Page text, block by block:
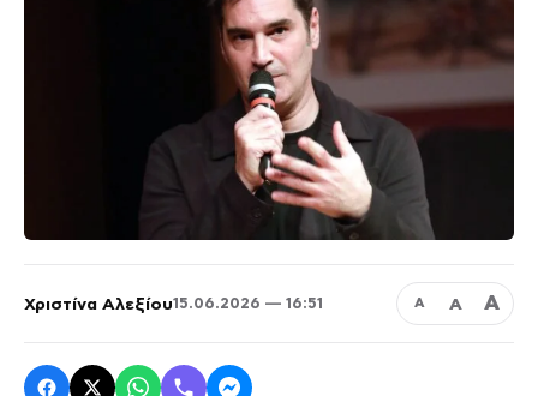
Χριστίνα Αλεξίου15.06.2026 — 16:51 Α Α Α